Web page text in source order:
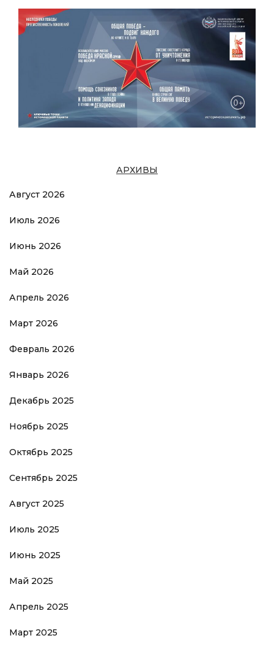
АРХИВЫ
Август 2026
Июль 2026
Июнь 2026
Май 2026
Апрель 2026
Март 2026
Февраль 2026
Январь 2026
Декабрь 2025
Ноябрь 2025
Октябрь 2025
Сентябрь 2025
Август 2025
Июль 2025
Июнь 2025
Май 2025
Апрель 2025
Март 2025